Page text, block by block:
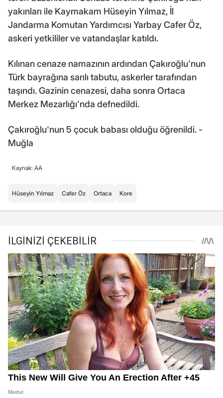
yakınları ile Kaymakam Hüseyin Yılmaz, İl
Jandarma Komutan Yardımcısı Yarbay Cafer Öz,
askeri yetkililer ve vatandaşlar katıldı.
Kılınan cenaze namazının ardından Çakıroğlu'nun
Türk bayrağına sarılı tabutu, askerler tarafından
taşındı. Gazinin cenazesi, daha sonra Ortaca
Merkez Mezarlığı'nda defnedildi.
Çakıroğlu'nun 5 çocuk babası olduğu öğrenildi. -
Muğla
Kaynak: AA
Hüseyin Yılmaz Cafer Öz Ortaca Kore